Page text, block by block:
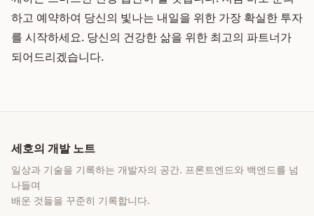
하고 예약하여 당신의 빛나는 내일을 위한 가장 확실한 투자
를 시작하세요. 당신의 건강한 삶을 위한 최고의 파트너가
되어드리겠습니다.
세호의 개발 노트
일상과 기술을 기록하는 개발자의 공간. 프론트엔드와 백엔드를 넘
나들며
배운 것들을 꾸준히 기록합니다.